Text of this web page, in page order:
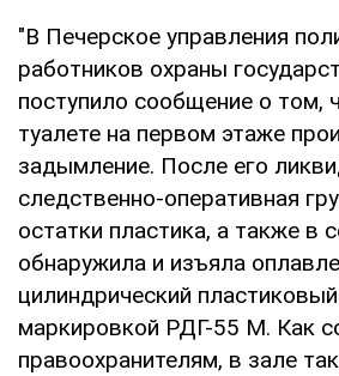
"В Печерское управления
работников охраны
поступило сообщение о том,
туалете на первом этаже
задымление. После его
следственно-оперативная
остатки пластика, а также в
обнаружила и изъяла
цилиндрический
маркировкой РДГ-55 М. Как
правоохранителям, в зале